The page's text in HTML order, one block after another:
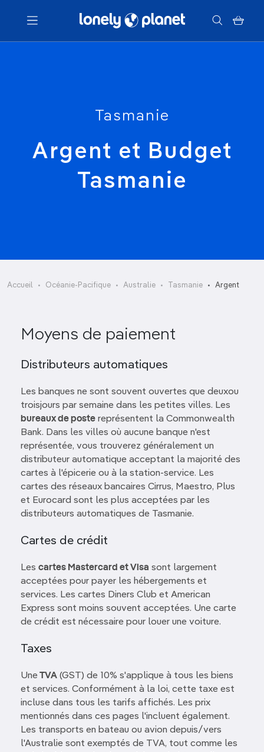
Menu
Tasmanie
Argent et Budget
Tasmanie
Accueil Océanie-Pacifique Australie Tasmanie Argent
Moyens de paiement
Distributeurs automatiques
Les banques ne sont souvent ouvertes que deuxou
troisjours par semaine dans les petites villes. Les
bureaux de poste représentent la Commonwealth
Bank. Dans les villes où aucune banque n'est
représentée, vous trouverez généralement un
distributeur automatique acceptant la majorité des
cartes à l'épicerie ou à la station-service. Les
cartes des réseaux bancaires Cirrus, Maestro, Plus
et Eurocard sont les plus acceptées par les
distributeurs automatiques de Tasmanie.
Cartes de crédit
Les cartes Mastercard et Visa sont largement
acceptées pour payer les hébergements et
services. Les cartes Diners Club et American
Express sont moins souvent acceptées. Une carte
de crédit est nécessaire pour louer une voiture.
Taxes
UneTVA (GST) de 10% s'applique à tous les biens
et services. Conformément à la loi, cette taxe est
incluse dans tous les tarifs affichés. Les prix
mentionnés dans ces pages l'incluent également.
Les transports en bateau ou avion depuis/vers
l'Australie sont exemptés de TVA, tout comme les